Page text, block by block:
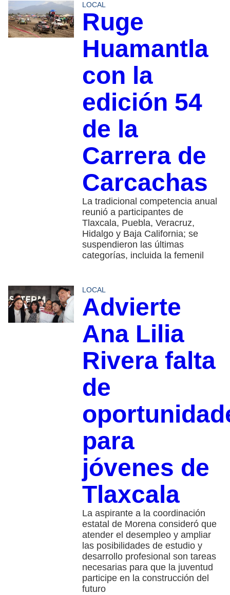
LOCAL
Ruge
Huamantla
con la
edición 54
de la
Carrera de
Carcachas
La tradicional competencia anual
reunió a participantes de
Tlaxcala, Puebla, Veracruz,
Hidalgo y Baja California; se
suspendieron las últimas
categorías, incluida la femenil
LOCAL
Advierte
Ana Lilia
Rivera falta
de
para
jóvenes de
Tlaxcala
La aspirante a la coordinación
estatal de Morena consideró que
atender el desempleo y ampliar
las posibilidades de estudio y
desarrollo profesional son tareas
necesarias para que la juventud
participe en la construcción del
futuro